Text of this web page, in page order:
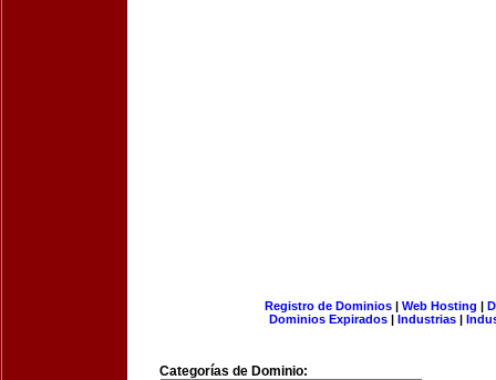
Registro de Dominios| Web Hosting |
Dominios Expirados | Industrias |
Categorías de Dominio: